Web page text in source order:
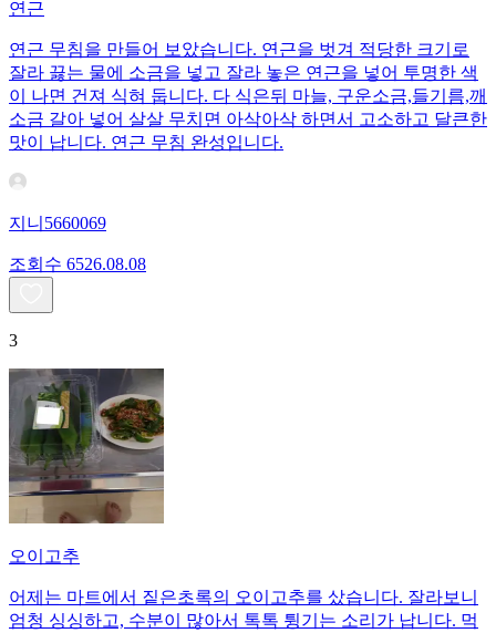
연근
연근 무침을 만들어 보았습니다. 연근을 벗겨 적당한 크기로
잘라 끓는 물에 소금을 넣고 잘라 놓은 연근을 넣어 투명한 색
이 나면 건져 식혀 둡니다. 다 식은뒤 마늘, 구운소금,들기름,깨
소금 갈아 넣어 살살 무치면 아삭아삭 하면서 고소하고 달큰한
맛이 납니다. 연근 무침 완성입니다.
지니5660069
조회수 6526.08.08
3
오이고추
어제는 마트에서 짙은초록의 오이고추를 샀습니다. 잘라보니
엄청 싱싱하고, 수분이 많아서 톡톡 튕기는 소리가 납니다. 먹